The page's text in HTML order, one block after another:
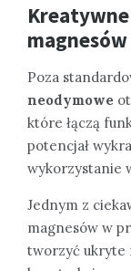
Poza
neodymowe
które łączą
potencjał
wykorzystanie
Jednym z
magnesów w
tworzyć ukryte